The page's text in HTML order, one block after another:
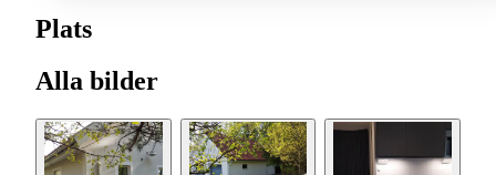
Plats
Alla bilder